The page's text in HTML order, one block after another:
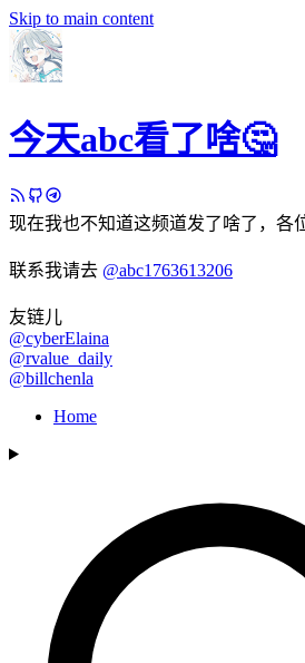
Skip to main content
今天abc看了啥🤔
现在我也不知道这频道发了啥了，各
联系我请去 @abc1763613206
友链儿
@cyberElaina
@rvalue_daily
@billchenla
Home